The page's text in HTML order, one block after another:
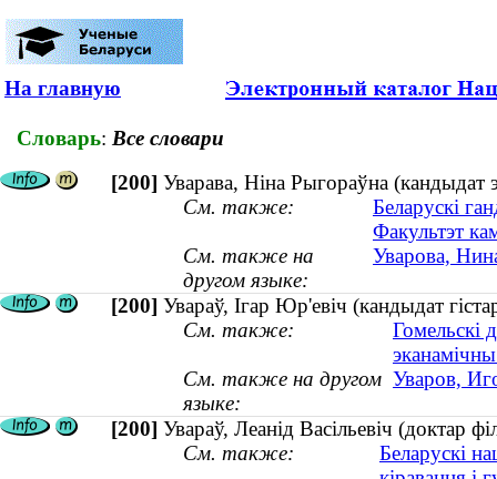
На главную
Словарь: Все словари
[200] Уварава, Ніна Рыгораўна (кандыдат
См. также:
Беларускі
Факультэт
См. также на
другом языке:
Уварова,
[200] Увараў, Ігар Юр'евіч (кандыдат
См. также:
Гомельскі
См. также на другом
языке:
Уваров,
[200] Увараў, Леанід Васільевіч (доктар
См. также:
Беларускі